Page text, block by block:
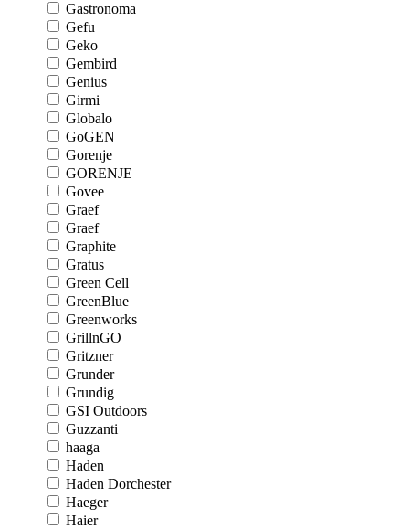
Gastronoma
Gefu
Geko
Gembird
Genius
Girmi
Globalo
GoGEN
Gorenje
GORENJE
Govee
Graef
Graef
Graphite
Gratus
Green Cell
GreenBlue
Greenworks
GrillnGO
Gritzner
Grunder
Grundig
GSI Outdoors
Guzzanti
haaga
Haden
Haden Dorchester
Haeger
Haier